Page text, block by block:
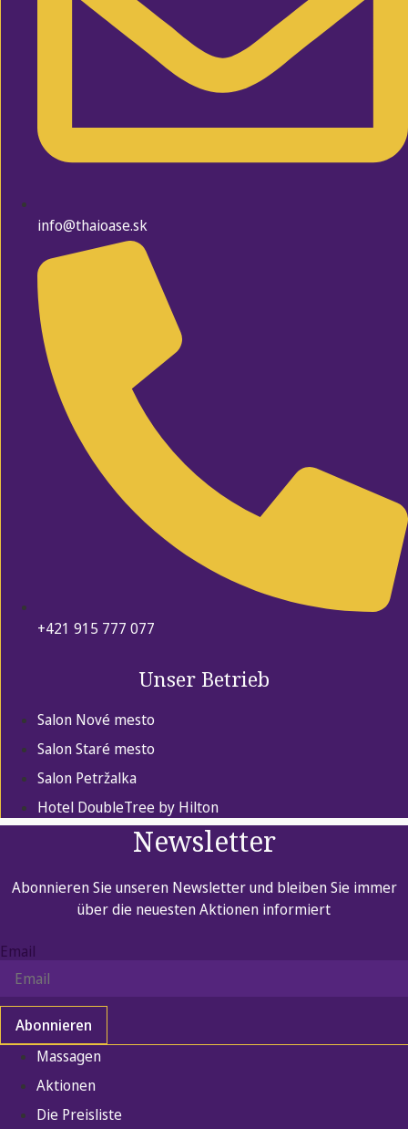
info@thaioase.sk
+421 915 777 077
Unser Betrieb
Salon Nové mesto
Salon Staré mesto
Salon Petržalka
Hotel DoubleTree by Hilton
Newsletter
Abonnieren Sie unseren Newsletter und bleiben Sie immer
über die neuesten Aktionen informiert
Email
Abonnieren
Massagen
Aktionen
Die Preisliste